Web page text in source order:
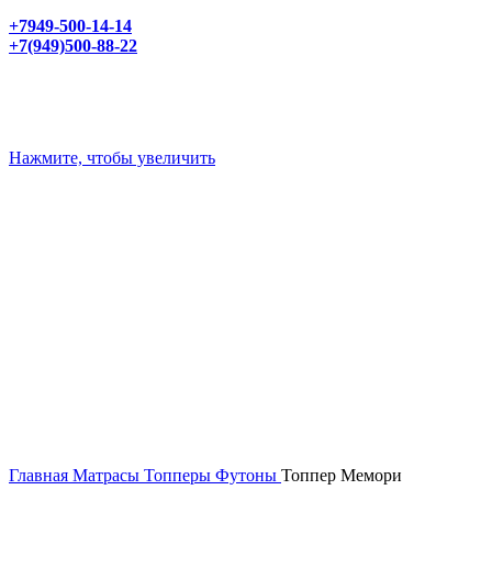
+7949-500-14-14
+7(949)500-88-22
Нажмите, чтобы увеличить
Главная Матрасы Топперы Футоны Топпер Мемори